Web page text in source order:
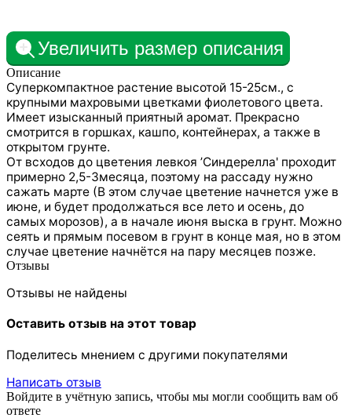
Увеличить размер описания
Описание
Суперкомпактное растение высотой 15-25см., с
крупными махровыми цветками фиолетового цвета.
Имеет изысканный приятный аромат. Прекрасно
смотрится в горшках, кашпо, контейнерах, а также в
открытом грунте.
От всходов до цветения левкоя ’Синдерелла' проходит
примерно 2,5-3месяца, поэтому на рассаду нужно
сажать марте (В этом случае цветение начнется уже в
июне, и будет продолжаться все лето и осень, до
самых морозов), а в начале июня выска в грунт. Можно
сеять и прямым посевом в грунт в конце мая, но в этом
случае цветение начнётся на пару месяцев позже.
Отзывы
Отзывы не найдены
Оставить отзыв на этот товар
Поделитесь мнением с другими покупателями
Написать отзыв
Войдите в учётную запись, чтобы мы могли сообщить вам об
ответе